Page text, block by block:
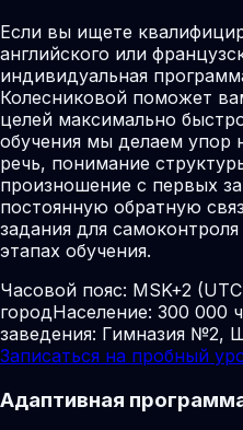
Если вы ищете
английского или
индивидуальная
Колесниковой поможет
целей максимально
обучения мы делаем упор
речь, понимание
произношение с первых
постоянную обратную
задания для
этапах обучения.
Часовой пояс: MSK+2
городНаселение: 300 000
заведения: Гимназия №2,
Записаться на пробный
Адаптивная